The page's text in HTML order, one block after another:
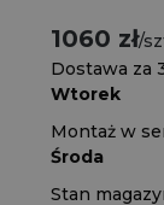
1060 zł/
Dostawa za
Wtorek
Montaż w
Środa
Stan